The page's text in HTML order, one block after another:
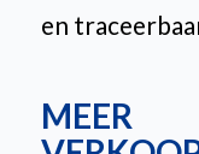
en
MEER